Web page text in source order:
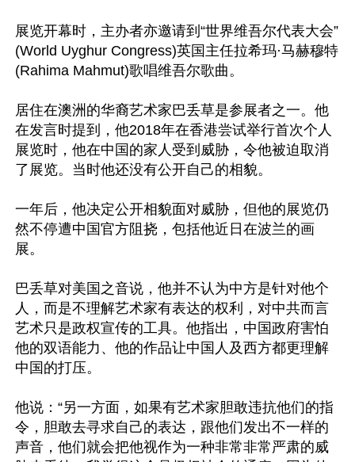
展览开幕时，主办者亦邀请到“世界维吾尔代表大会”
(World Uyghur Congress)英国主任拉希玛·马赫穆特
(Rahima Mahmut)歌唱维吾尔歌曲。
居住在澳洲的华裔艺术家巴丢草是参展者之一。他
在发言时提到，他2018年在香港尝试举行首次个人
展览时，他在中国的家人受到威胁，令他被迫取消
了展览。当时他还没有公开自己的相貌。
一年后，他决定公开相貌面对威胁，但他的展览仍
然不停遭中国官方阻挠，包括他近日在波兰的画
展。
巴丢草对美国之音说，他并不认为中方是针对他个
人，而是不理解艺术家有表达的权利，对中共而言
艺术只是政权宣传的工具。他指出，中国政府害怕
他的双语能力、他的作品让中国人及西方都更理解
中国的打压。
他说：“另一方面，如果有艺术家胆敢违抗他们的指
令，胆敢去寻求自己的表达，跟他们发出不一样的
声音，他们就会把他视作为一种非常非常严肃的威